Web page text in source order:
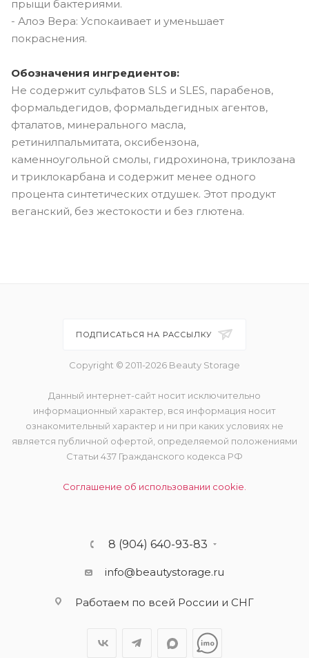
прыщи бактериями.
- Алоэ Вера: Успокаивает и уменьшает
покраснения.
Обозначения ингредиентов:
Не содержит сульфатов SLS и SLES, парабенов,
формальдегидов, формальдегидных агентов,
фталатов, минерального масла,
ретинилпальмитата, оксибензона,
каменноугольной смолы, гидрохинона, триклозана
и триклокарбана и содержит менее одного
процента синтетических отдушек. Этот продукт
веганский, без жестокости и без глютена.
ПОДПИСАТЬСЯ НА РАССЫЛКУ
Copyright © 2011-2026 Beauty Storage
Данный интернет-сайт носит исключительно
информационный характер, вся информация носит
ознакомительный характер и ни при каких условиях не
является публичной офертой, определяемой положениями
Статьи 437 Гражданского кодекса РФ
Соглашение об использовании cookie.
8 (904) 640-93-83
info@beautystorage.ru
Работаем по всей России и СНГ